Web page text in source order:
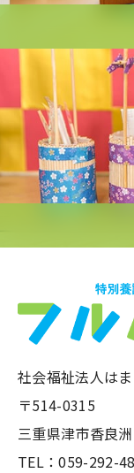
社会福祉法人は
〒514-0315
三重県津市香良
TEL：059-292-